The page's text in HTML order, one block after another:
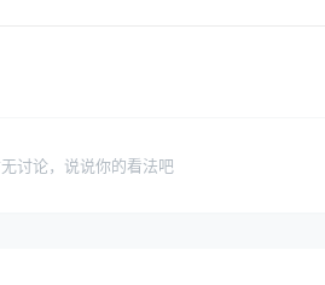
讨论，说说你的看法吧